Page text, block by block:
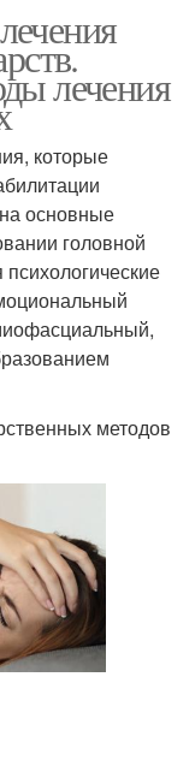
лечения
которые
основные
головной
методов